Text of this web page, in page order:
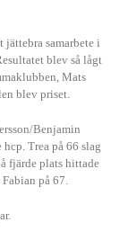
samarbete i
blev så lågt
Mats
blev priset.
Benjamin
Trea på 66 slag
fjärde plats hittade
på 67.